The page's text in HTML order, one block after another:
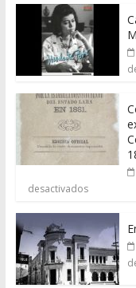
desactivados